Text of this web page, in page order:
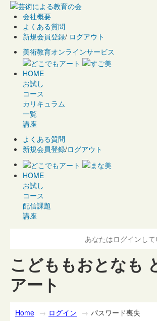
会社概要
よくある質問
新規会員登録/ ログアウト
美術教育オンラインサービス
HOME
お試し
コース
カリキュラム
一覧
講座
よくある質問
新規会員登録/ログアウト
HOME
お試し
コース
配信課題
講座
あなたはログインして
こどももおとなも
アート
Home → ログイン → パスワード喪失